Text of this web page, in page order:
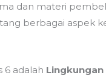
dan materi
berbagai aspek
6 adalah Lingkungan